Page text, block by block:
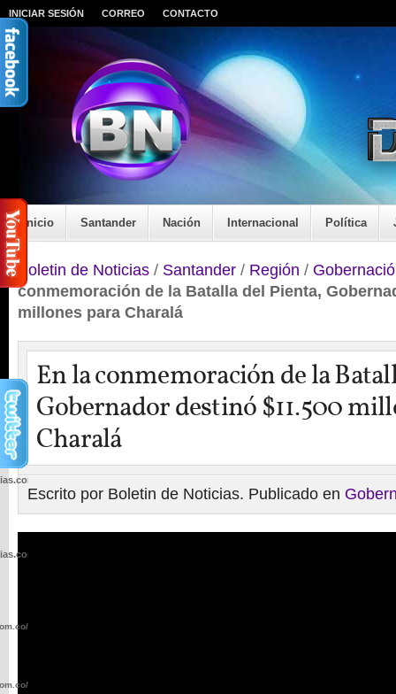
INICIAR SESIÓN CORREO CONTACTO
Inicio Santander Nación Internacional Política
Boletin de Noticias / Santander / Región /
conmemoración de la Batalla del Pienta,
millones para Charalá
En la conmemoración de la
Gobernador destinó $11.500
Charalá
Escrito por Boletin de Noticias. Publicado en
wp-
wp-
wp-
wp-